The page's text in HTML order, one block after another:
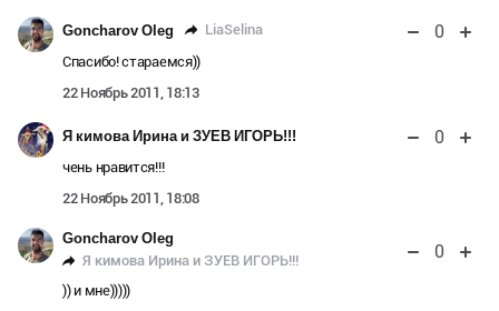
Goncharov Oleg LiaSelina 0
Спасибо! стараемся))
22 Ноябрь 2011, 18:13
Я кимова Ирина и ЗУЕВ ИГОРЬ!!! 0
чень нравится!!!
22 Ноябрь 2011, 18:08
Goncharov Oleg
Я кимова Ирина и ЗУЕВ ИГОРЬ!!!
0
)) и мне)))))